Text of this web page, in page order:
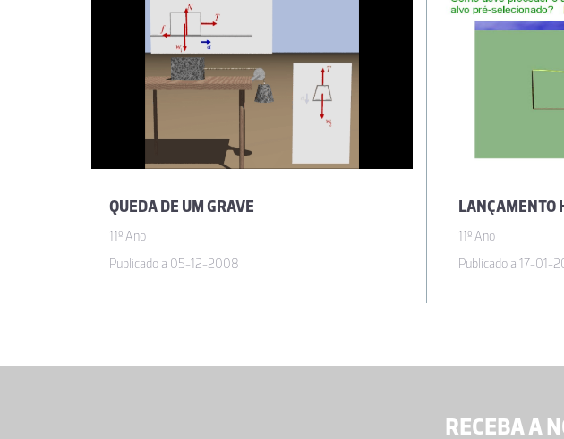
QUEDA DE UM GRAVE
11º Ano
Publicado a 05-12-2008
LANÇAMENTO
11º Ano
Publicado a 17-01-
RECEBA A